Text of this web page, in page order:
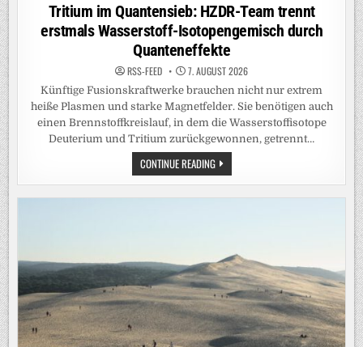
Tritium im Quantensieb: HZDR-Team trennt
erstmals Wasserstoff-Isotopengemisch durch
Quanteneffekte
RSS-FEED 7. AUGUST 2026
Künftige Fusionskraftwerke brauchen nicht nur extrem
heiße Plasmen und starke Magnetfelder. Sie benötigen auch
einen Brennstoffkreislauf, in dem die Wasserstoffisotope
Deuterium und Tritium zurückgewonnen, getrennt…
CONTINUE READINGTRITIUM
IM
QUANTENSIEB:
DURCH
QUANTENEFFEKTE